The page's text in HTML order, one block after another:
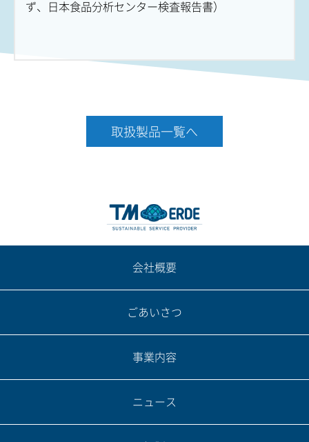
ず、日本食品分析センター検査報告書）
取扱製品一覧へ
会社概要
ごあいさつ
事業内容
ニュース